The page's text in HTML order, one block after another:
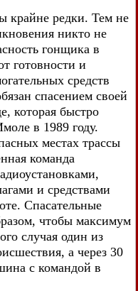
крайне редки. Тем не
никто не
гонщика в
готовности и
средств
спасением своей
которая быстро
в 1989 году.
местах трассы
команда
и средствами
Спасательные
чтобы максимум
случая один из
а через 30
с командой в